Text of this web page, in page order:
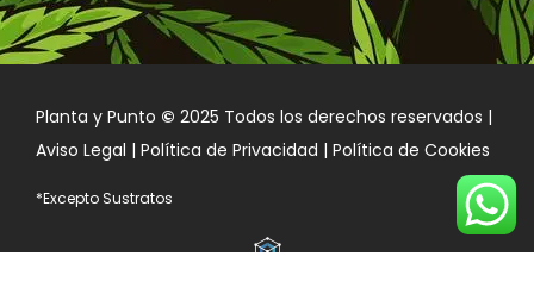
Planta y Punto © 2025 Todos los derechos reservados |
Aviso Legal | Política de Privacidad | Política de Cookies
*Excepto Sustratos